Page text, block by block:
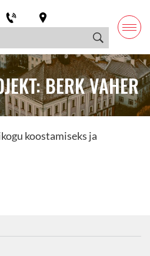
BERK VAHER
koostamiseks ja